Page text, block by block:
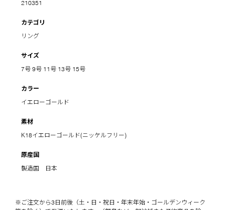
210351
カテゴリ
リング
サイズ
7号 9号 11号 13号 15号
カラー
イエローゴールド
素材
K18イエローゴールド(ニッケルフリー)
原産国
製造国 日本
※ご注文から3日前後（土・日・祝日・年末年始・ゴールデンウィーク